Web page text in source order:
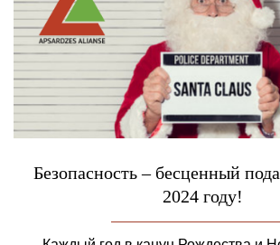
Безопасность – бесценный
2024 году!